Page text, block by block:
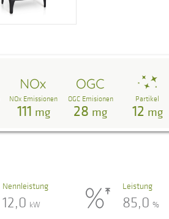
NOx Emissionen
111 mg
OGC Emisionen
28 mg
Partikel
12 mg
Nennleistung
12,0 kW
Leistung
85,0%